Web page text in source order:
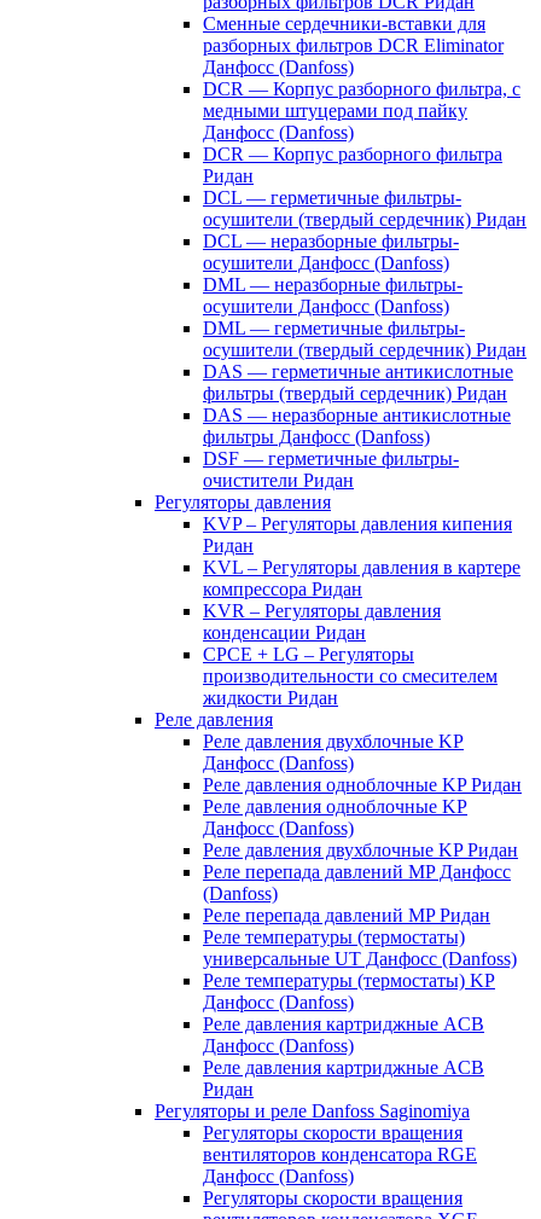
Сменные сердечники-вставки для
разборных фильтров DCR Eliminator
Данфосс (Danfoss)
DCR — Корпус разборного фильтра, с
медными штуцерами под пайку
Данфосс (Danfoss)
DCR — Корпус разборного фильтра
Ридан
DCL — герметичные фильтры-
осушители (твердый сердечник) Ридан
DCL — неразборные фильтры-
осушители Данфосс (Danfoss)
DML — неразборные фильтры-
осушители Данфосс (Danfoss)
DML — герметичные фильтры-
осушители (твердый сердечник) Ридан
DAS — герметичные антикислотные
фильтры (твердый сердечник) Ридан
DAS — неразборные антикислотные
фильтры Данфосс (Danfoss)
DSF — герметичные фильтры-
очистители Ридан
Регуляторы давления
KVP – Регуляторы давления кипения
Ридан
KVL – Регуляторы давления в картере
компрессора Ридан
KVR – Регуляторы давления
конденсации Ридан
CPCE + LG – Регуляторы
производительности со смесителем
жидкости Ридан
Реле давления
Реле давления двухблочные KP
Данфосс (Danfoss)
Реле давления одноблочные KP Ридан
Реле давления одноблочные KP
Данфосс (Danfoss)
Реле давления двухблочные KP Ридан
Реле перепада давлений MP Данфосс
(Danfoss)
Реле перепада давлений MP Ридан
Реле температуры (термостаты)
универсальные UT Данфосс (Danfoss)
Реле температуры (термостаты) KP
Данфосс (Danfoss)
Реле давления картриджные ACB
Данфосс (Danfoss)
Реле давления картриджные ACB
Ридан
Регуляторы и реле Danfoss Saginomiya
Регуляторы скорости вращения
вентиляторов конденсатора RGE
Данфосс (Danfoss)
Регуляторы скорости вращения